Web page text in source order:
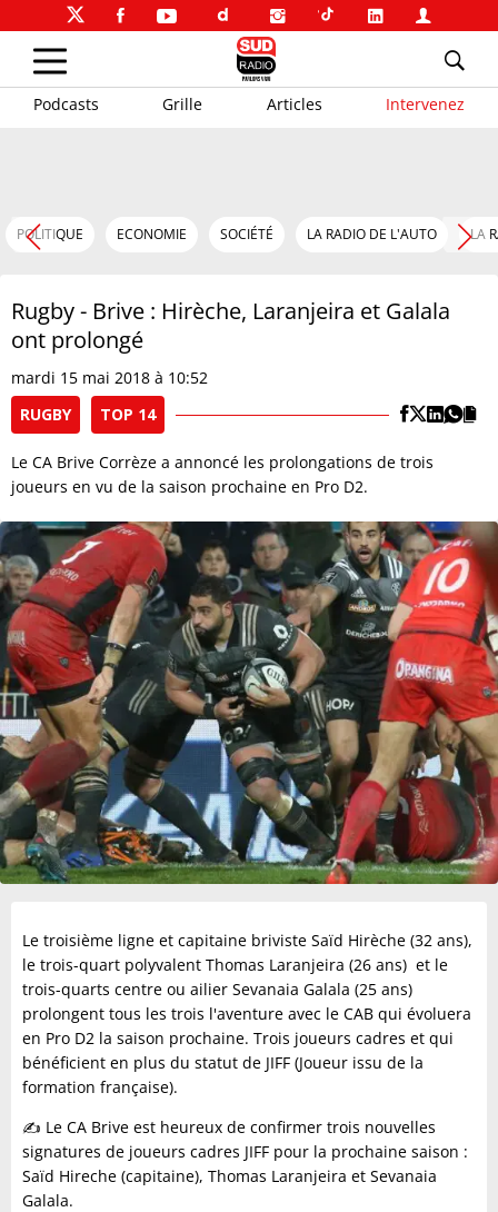
Podcasts Grille Articles Intervenez
POLITIQUE ECONOMIE SOCIÉTÉ LA RADIO DE L'AUTO LA
Rugby - Brive : Hirèche, Laranjeira et Galala
ont prolongé
mardi 15 mai 2018 à 10:52
RUGBY
TOP 14
Le CA Brive Corrèze a annoncé les prolongations de trois
joueurs en vu de la saison prochaine en Pro D2.
Le troisième ligne et capitaine briviste Saïd Hirèche (32 ans),
le trois-quart polyvalent Thomas Laranjeira (26 ans) et le
trois-quarts centre ou ailier Sevanaia Galala (25 ans)
prolongent tous les trois l'aventure avec le CAB qui évoluera
en Pro D2 la saison prochaine. Trois joueurs cadres et qui
bénéficient en plus du statut de JIFF (Joueur issu de la
formation française).
✍️ Le CA Brive est heureux de confirmer trois nouvelles
signatures de joueurs cadres JIFF pour la prochaine saison :
Saïd Hireche (capitaine), Thomas Laranjeira et Sevanaia
Galala.